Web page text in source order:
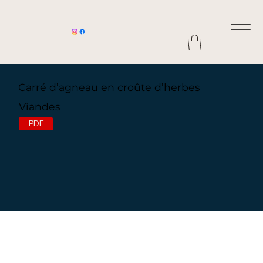
Carré d’agneau en croûte d’herbes
Viandes
PDF